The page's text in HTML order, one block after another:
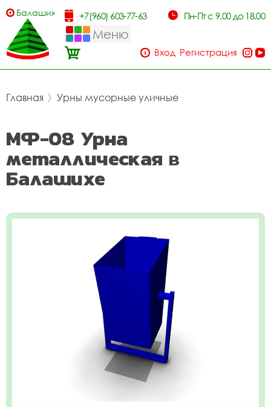
Балашиха +7(960) 603-77-63 Пн-Пт с 9.00 до 18.00
Меню
Вход Регистрация
Главная 〉 Урны мусорные уличные
МФ-08 Урна
металлическая в
Балашихе